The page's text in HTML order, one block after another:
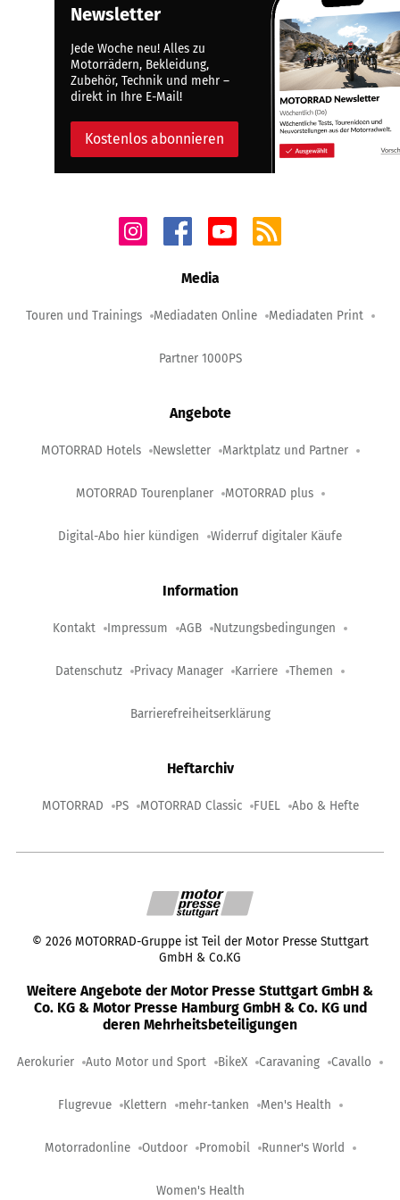
Newsletter
Jede Woche neu! Alles zu
Motorrädern, Bekleidung,
Zubehör, Technik und mehr –
direkt in Ihre E-Mail!
Kostenlos abonnieren
Media
Touren und Trainings Mediadaten Online Mediadaten Print
Partner 1000PS
Angebote
MOTORRAD Hotels Newsletter Marktplatz und Partner
MOTORRAD Tourenplaner MOTORRAD plus
Digital-Abo hier kündigen Widerruf digitaler Käufe
Information
Kontakt Impressum AGB Nutzungsbedingungen
Datenschutz Privacy Manager Karriere Themen
Barrierefreiheitserklärung
Heftarchiv
MOTORRAD PS MOTORRAD Classic FUEL Abo & Hefte
© 2026 MOTORRAD-Gruppe ist Teil der Motor Presse Stuttgart
GmbH & Co.KG
Weitere Angebote der Motor Presse Stuttgart GmbH &
Co. KG & Motor Presse Hamburg GmbH & Co. KG und
deren Mehrheitsbeteiligungen
Aerokurier Auto Motor und Sport BikeX Caravaning Cavallo
Flugrevue Klettern mehr-tanken Men's Health
Motorradonline Outdoor Promobil Runner's World
Women's Health